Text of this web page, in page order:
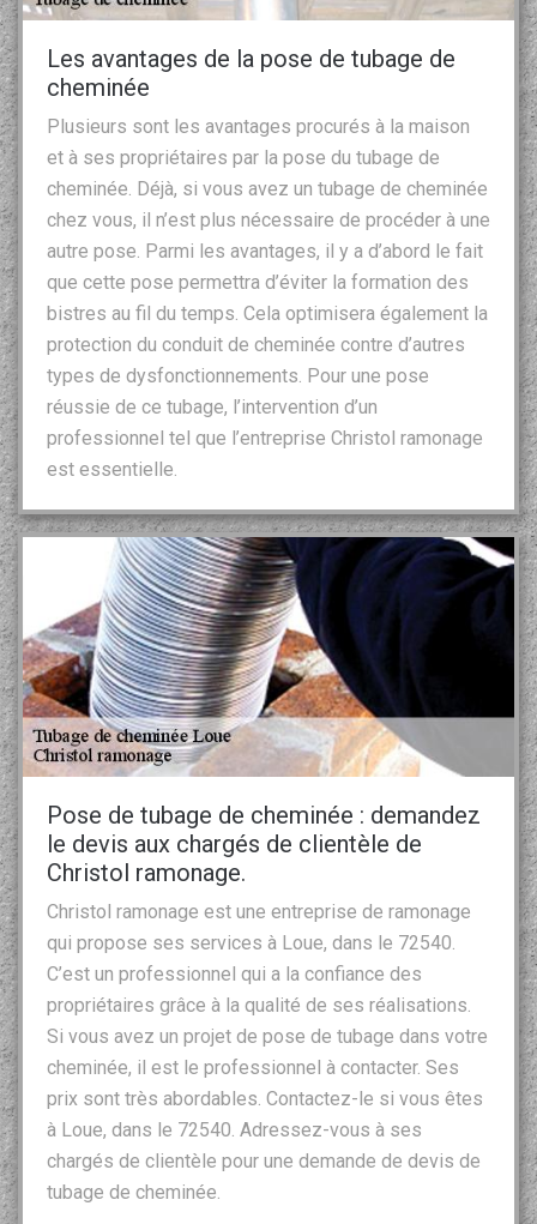
Les avantages de la pose de tubage de
cheminée
Plusieurs sont les avantages procurés à la maison
et à ses propriétaires par la pose du tubage de
cheminée. Déjà, si vous avez un tubage de cheminée
chez vous, il n’est plus nécessaire de procéder à une
autre pose. Parmi les avantages, il y a d’abord le fait
que cette pose permettra d’éviter la formation des
bistres au fil du temps. Cela optimisera également la
protection du conduit de cheminée contre d’autres
types de dysfonctionnements. Pour une pose
réussie de ce tubage, l’intervention d’un
professionnel tel que l’entreprise Christol ramonage
est essentielle.
Pose de tubage de cheminée : demandez
le devis aux chargés de clientèle de
Christol ramonage.
Christol ramonage est une entreprise de ramonage
qui propose ses services à Loue, dans le 72540.
C’est un professionnel qui a la confiance des
propriétaires grâce à la qualité de ses réalisations.
Si vous avez un projet de pose de tubage dans votre
cheminée, il est le professionnel à contacter. Ses
prix sont très abordables. Contactez-le si vous êtes
à Loue, dans le 72540. Adressez-vous à ses
chargés de clientèle pour une demande de devis de
tubage de cheminée.